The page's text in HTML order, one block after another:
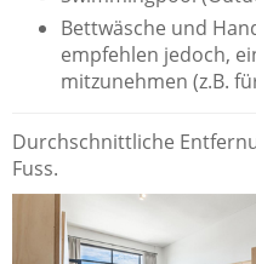
Bettwäsche und
empfehlen jedoch,
mitzunehmen (z.B.
Durchschnittliche
Fuss.